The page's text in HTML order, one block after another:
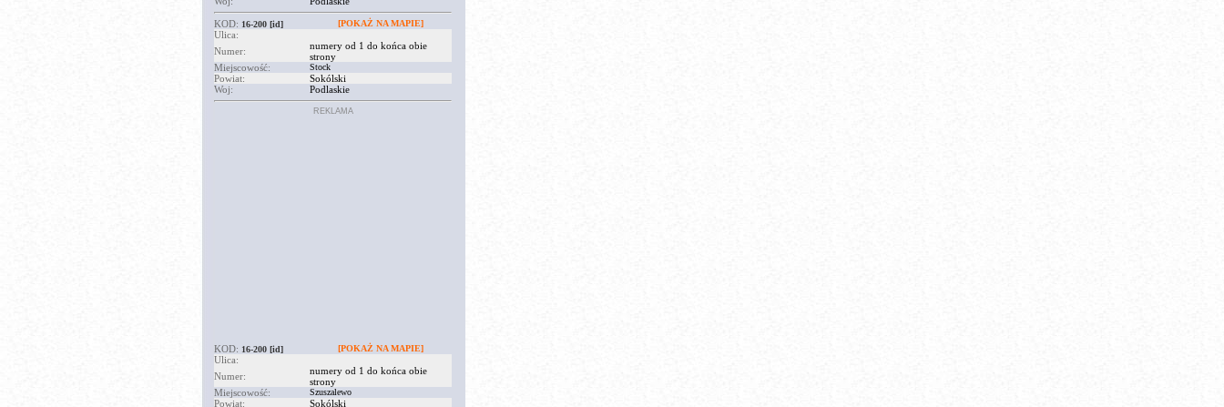
KOD: 16-200 [id] [POKAŻ NA MAPIE]
Ulica:
Numer:
numery od 1 do końca obie
strony
Miejscowość:
Stock
Powiat:
Sokólski
Woj:
Podlaskie
REKLAMA
KOD: 16-200 [id] [POKAŻ NA MAPIE]
Ulica:
Numer:
numery od 1 do końca obie
strony
Miejscowość:
Szuszalewo
Powiat:
Sokólski